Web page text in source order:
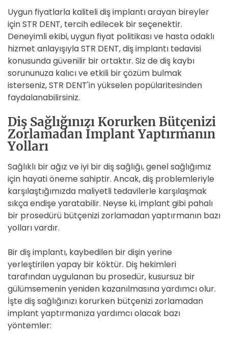
Uygun fiyatlarla kaliteli diş implantı arayan bireyler
için STR DENT, tercih edilecek bir seçenektir.
Deneyimli ekibi, uygun fiyat politikası ve hasta odaklı
hizmet anlayışıyla STR DENT, diş implantı tedavisi
konusunda güvenilir bir ortaktır. Siz de diş kaybı
sorununuza kalıcı ve etkili bir çözüm bulmak
isterseniz, STR DENT'in yükselen popülaritesinden
faydalanabilirsiniz.
Diş Sağlığınızı Korurken Bütçenizi
Zorlamadan İmplant Yaptırmanın
Yolları
Sağlıklı bir ağız ve iyi bir diş sağlığı, genel sağlığımız
için hayati öneme sahiptir. Ancak, diş problemleriyle
karşılaştığımızda maliyetli tedavilerle karşılaşmak
sıkça endişe yaratabilir. Neyse ki, implant gibi pahalı
bir prosedürü bütçenizi zorlamadan yaptırmanın bazı
yolları vardır.
Bir diş implantı, kaybedilen bir dişin yerine
yerleştirilen yapay bir köktür. Diş hekimleri
tarafından uygulanan bu prosedür, kusursuz bir
gülümsemenin yeniden kazanılmasına yardımcı olur.
İşte diş sağlığınızı korurken bütçenizi zorlamadan
implant yaptırmanıza yardımcı olacak bazı
yöntemler: